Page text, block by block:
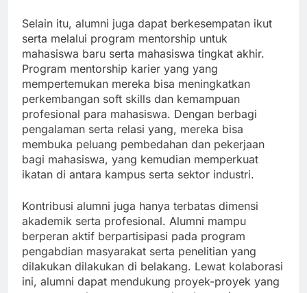
Selain itu, alumni juga dapat berkesempatan ikut
serta melalui program mentorship untuk
mahasiswa baru serta mahasiswa tingkat akhir.
Program mentorship karier yang yang
mempertemukan mereka bisa meningkatkan
perkembangan soft skills dan kemampuan
profesional para mahasiswa. Dengan berbagi
pengalaman serta relasi yang, mereka bisa
membuka peluang pembedahan dan pekerjaan
bagi mahasiswa, yang kemudian memperkuat
ikatan di antara kampus serta sektor industri.
Kontribusi alumni juga hanya terbatas dimensi
akademik serta profesional. Alumni mampu
berperan aktif berpartisipasi pada program
pengabdian masyarakat serta penelitian yang
dilakukan dilakukan di belakang. Lewat kolaborasi
ini, alumni dapat mendukung proyek-proyek yang